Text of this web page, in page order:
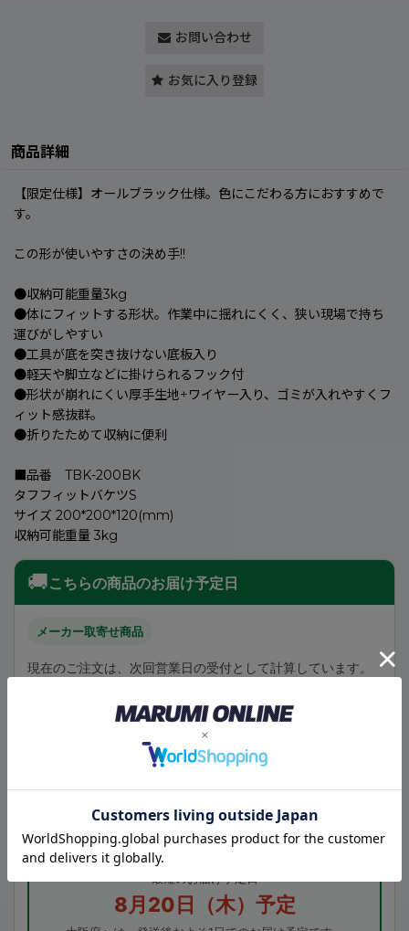
お問い合わせ
お気に入り登録
商品詳細
【限定仕様】オールブラック仕様。色にこだわる方におすすめで
す。
この形が使いやすさの決め手!!
●収納可能重量3kg
●体にフィットする形状。作業中に揺れにくく、狭い現場で持ち
運びがしやすい
●工具が底を突き抜けない底板入り
●軽天や脚立などに掛けられるフック付
●形状が崩れにくい厚手生地+ワイヤー入り、ゴミが入れやすくフ
ィット感抜群。
●折りたためて収納に便利
■品番 TBK-200BK
タフフィットバケツS
サイズ 200*200*120(mm)
収納可能重量 3kg
🚚こちらの商品のお届け予定日
メーカー取寄せ商品
現在のご注文は、次回営業日の受付として計算しています。
本日の受付は終了しました
次回営業日の受付となります
8月20日（木）予定